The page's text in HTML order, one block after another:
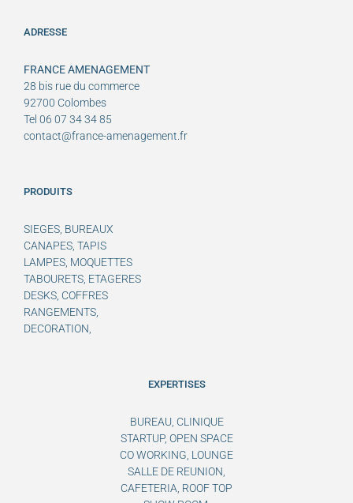
ADRESSE
FRANCE AMENAGEMENT
28 bis rue du commerce
92700 Colombes
Tel 06 07 34 34 85
contact@france-amenagement.fr
PRODUITS
SIEGES, BUREAUX
CANAPES, TAPIS
LAMPES, MOQUETTES
TABOURETS, ETAGERES
DESKS, COFFRES
RANGEMENTS,
DECORATION,
EXPERTISES
BUREAU, CLINIQUE
STARTUP, OPEN SPACE
CO WORKING, LOUNGE
SALLE DE REUNION,
CAFETERIA, ROOF TOP